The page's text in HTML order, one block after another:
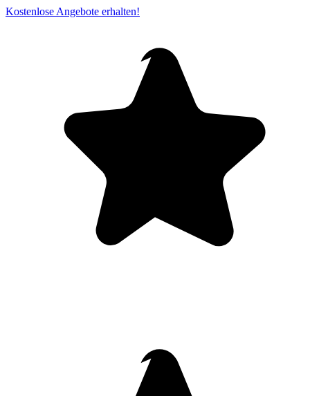
Kostenlose Angebote erhalten!